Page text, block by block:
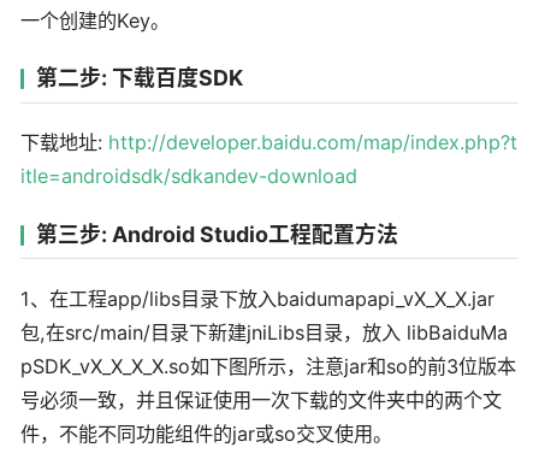
一个创建的Key。
第二步: 下载百度SDK
下载地址: http://developer.baidu.com/map/index.php?t
itle=androidsdk/sdkandev-download
第三步: Android Studio工程配置方法
1、在工程app/libs目录下放入baidumapapi_vX_X_X.jar
包,在src/main/目录下新建jniLibs目录，放入 libBaiduMa
pSDK_vX_X_X_X.so如下图所示，注意jar和so的前3位版本
号必须一致，并且保证使用一次下载的文件夹中的两个文
件，不能不同功能组件的jar或so交叉使用。